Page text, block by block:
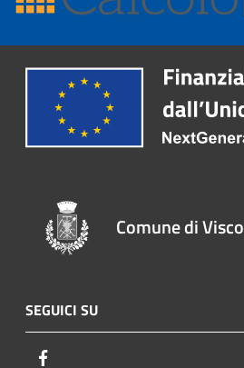
Comune di Visco
SEGUICI SU